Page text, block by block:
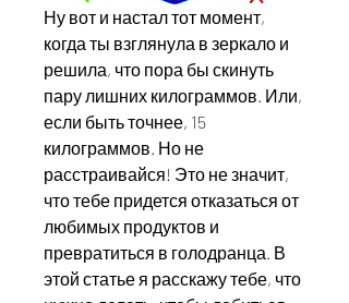
Ну вот и настал тот момент,
когда ты взглянула в зеркало и
решила, что пора бы скинуть
пару лишних килограммов. Или,
если быть точнее, 15
килограммов. Но не
расстраивайся! Это не значит,
что тебе придется отказаться от
любимых продуктов и
превратиться в голодранца. В
этой статье я расскажу тебе, что